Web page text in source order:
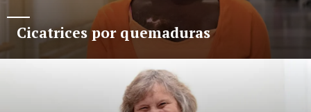
Cicatrices por quemaduras